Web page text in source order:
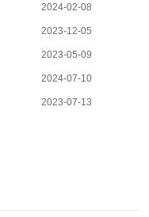
2024-02-08
2023-12-05
2023-05-09
2024-07-10
2023-07-13